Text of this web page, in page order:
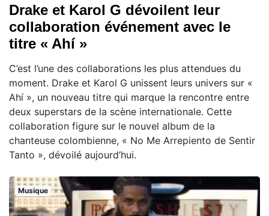
Drake et Karol G dévoilent leur
collaboration événement avec le
titre « Ahí »
C’est l’une des collaborations les plus attendues du
moment. Drake et Karol G unissent leurs univers sur «
Ahí », un nouveau titre qui marque la rencontre entre
deux superstars de la scène internationale. Cette
collaboration figure sur le nouvel album de la
chanteuse colombienne, « No Me Arrepiento de Sentir
Tanto », dévoilé aujourd’hui.
Musique